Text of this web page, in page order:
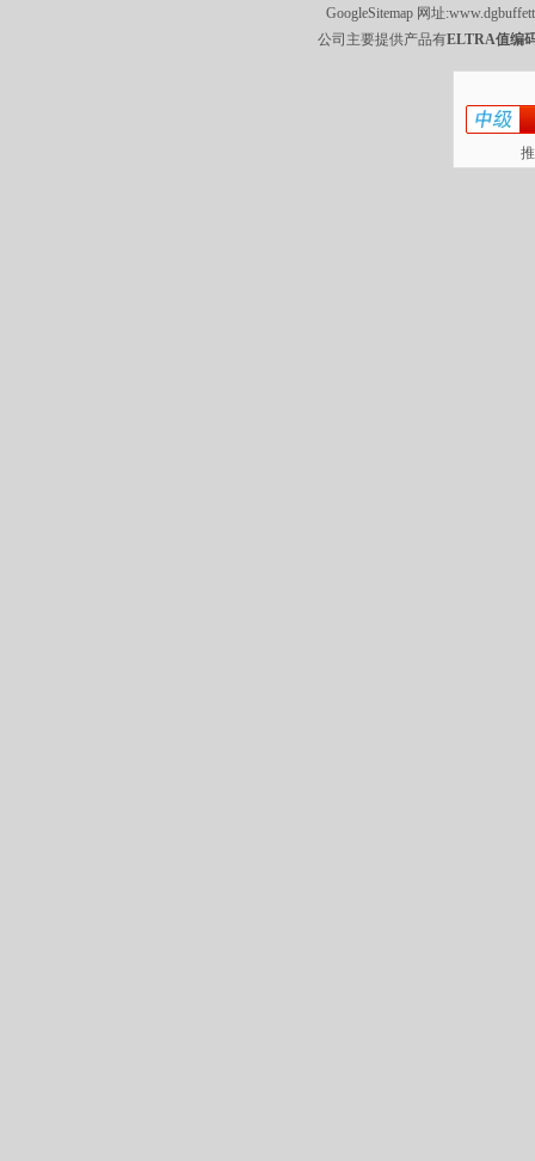
GoogleSitemap 网址:
公司主要提供产品有ELTRA值编